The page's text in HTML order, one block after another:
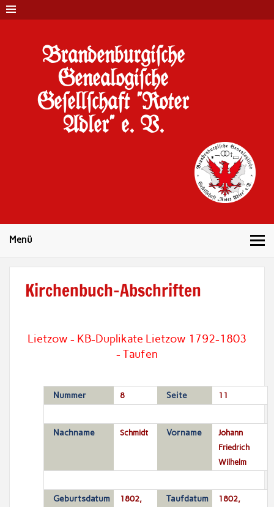
Brandenburgi#che
Genealogi#che
Ge#ell#chaft "Roter
Adler" e. V.
Menü
Kirchenbuch-Abschriften
Lietzow - KB-Duplikate Lietzow 1792-1803
- Taufen
Nummer 8 Seite 11
Nachname Schmidt Vorname
Johann
Friedrich
Wilhelm
Geburtsdatum
1802,
Taufdatum
1802,